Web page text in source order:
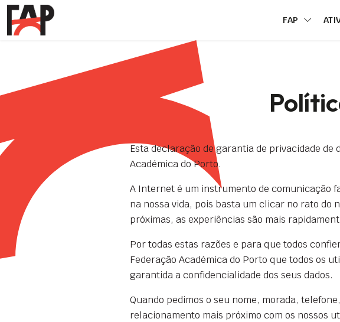
FAP
Esta declaração de garantia de privacidade
Académica do Porto.
A Internet é um instrumento de comunicação
na nossa vida, pois basta um clicar no rato do
próximas, as experiências são mais
Por todas estas razões e para que todos
Federação Académica do Porto que todos os
garantida a confidencialidade dos seus dados.
Quando pedimos o seu nome, morada,
relacionamento mais próximo com os nossos